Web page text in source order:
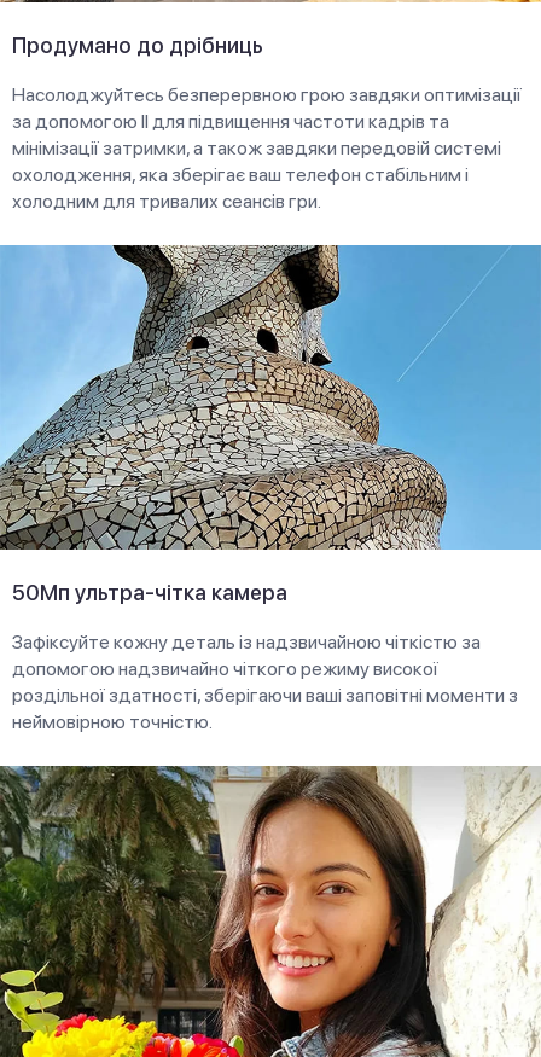
Продумано до дрібниць
Насолоджуйтесь безперервною грою завдяки оптимізації
за допомогою ІІ для підвищення частоти кадрів та
мінімізації затримки, а також завдяки передовій системі
охолодження, яка зберігає ваш телефон стабільним і
холодним для тривалих сеансів гри.
50Мп ультра-чітка камера
Зафіксуйте кожну деталь із надзвичайною чіткістю за
допомогою надзвичайно чіткого режиму високої
роздільної здатності, зберігаючи ваші заповітні моменти з
неймовірною точністю.